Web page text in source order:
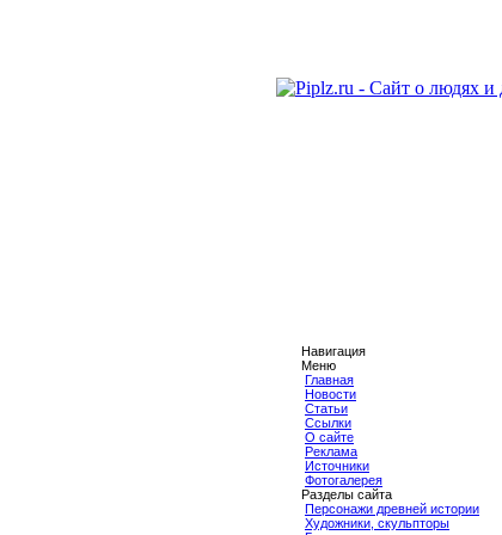
Навигация
Меню
Главная
Новости
Статьи
Ссылки
О сайте
Реклама
Источники
Фотогалерея
Разделы сайта
Персонажи древней истории
Художники, скульпторы